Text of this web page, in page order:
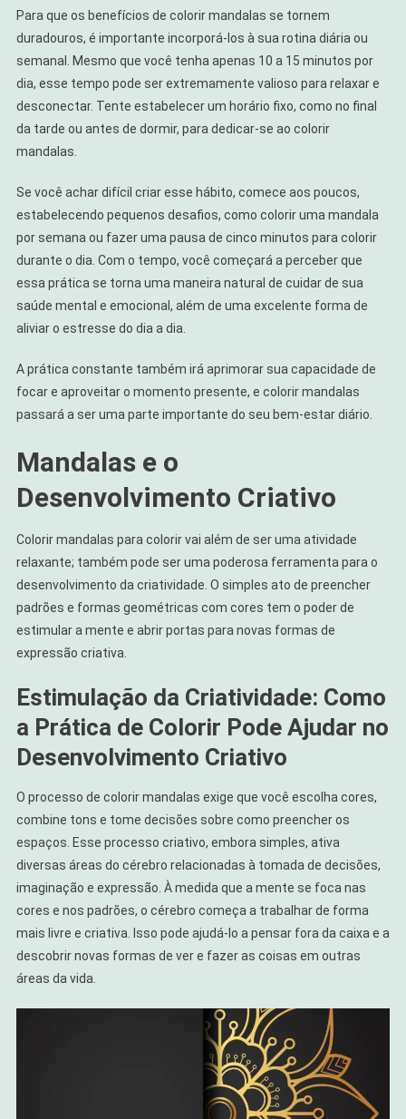
Para que os benefícios de colorir mandalas se tornem
duradouros, é importante incorporá-los à sua rotina diária ou
semanal. Mesmo que você tenha apenas 10 a 15 minutos por
dia, esse tempo pode ser extremamente valioso para relaxar e
desconectar. Tente estabelecer um horário fixo, como no final
da tarde ou antes de dormir, para dedicar-se ao colorir
mandalas.
Se você achar difícil criar esse hábito, comece aos poucos,
estabelecendo pequenos desafios, como colorir uma mandala
por semana ou fazer uma pausa de cinco minutos para colorir
durante o dia. Com o tempo, você começará a perceber que
essa prática se torna uma maneira natural de cuidar de sua
saúde mental e emocional, além de uma excelente forma de
aliviar o estresse do dia a dia.
A prática constante também irá aprimorar sua capacidade de
focar e aproveitar o momento presente, e colorir mandalas
passará a ser uma parte importante do seu bem-estar diário.
Mandalas e o
Desenvolvimento Criativo
Colorir mandalas para colorir vai além de ser uma atividade
relaxante; também pode ser uma poderosa ferramenta para o
desenvolvimento da criatividade. O simples ato de preencher
padrões e formas geométricas com cores tem o poder de
estimular a mente e abrir portas para novas formas de
expressão criativa.
Estimulação da Criatividade: Como
a Prática de Colorir Pode Ajudar no
Desenvolvimento Criativo
O processo de colorir mandalas exige que você escolha cores,
combine tons e tome decisões sobre como preencher os
espaços. Esse processo criativo, embora simples, ativa
diversas áreas do cérebro relacionadas à tomada de decisões,
imaginação e expressão. À medida que a mente se foca nas
cores e nos padrões, o cérebro começa a trabalhar de forma
mais livre e criativa. Isso pode ajudá-lo a pensar fora da caixa e a
descobrir novas formas de ver e fazer as coisas em outras
áreas da vida.